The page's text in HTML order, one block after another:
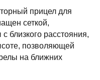
прицел для
сеткой,
близкого расстояния,
позволяющей
на ближних